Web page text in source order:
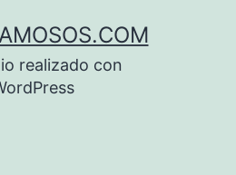
realizado con